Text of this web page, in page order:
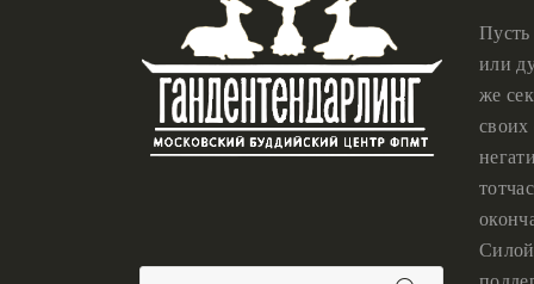
или
же
своих